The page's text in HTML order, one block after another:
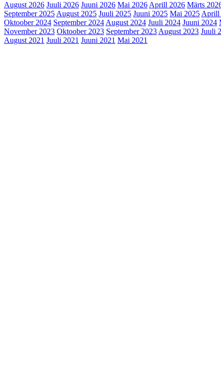
August 2026 Juuli 2026 Juuni 2026 Mai 2026 Aprill 2026 Märts
September 2025 August 2025 Juuli 2025 Juuni 2025 Mai 2025 Aprill
Oktoober 2024 September 2024 August 2024 Juuli 2024 Juuni 2024
November 2023 Oktoober 2023 September 2023 August 2023 Juuli
August 2021 Juuli 2021 Juuni 2021 Mai 2021